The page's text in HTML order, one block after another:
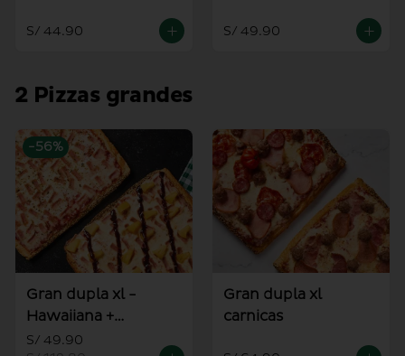
S/ 44.90 S/ 49.90
2 Pizzas grandes
-56%
Gran dupla xl -
Hawaiiana +
Americana
S/ 49.90
Gran dupla xl
carnicas